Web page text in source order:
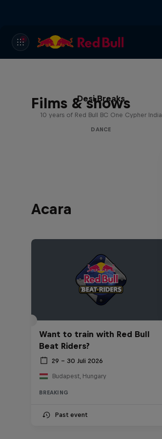
Films & shows
Desi Breaks
10 years of Red Bull BC One Cypher India
DANCE
Acara
Want to train with Red Bull
Beat Riders?
29 – 30 Juli 2026
Budapest, Hungary
BREAKING
Past event